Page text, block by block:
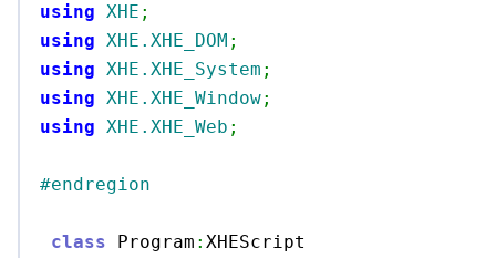
using XHE ;
using XHE.XHE_DOM ;
using XHE.XHE_System ;
using XHE.XHE_Window;
using XHE.XHE_Web ;
#endregion
class Program : XHEScript